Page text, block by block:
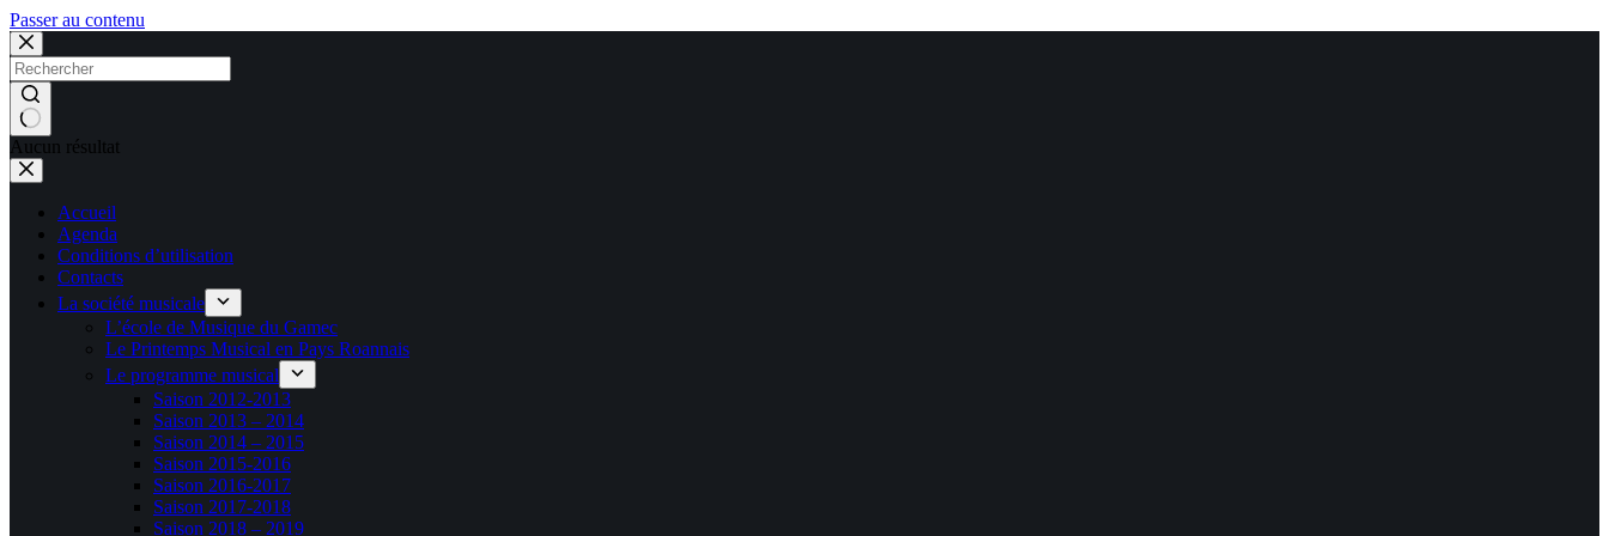
Passer au contenu
Aucun résultat
Accueil
Agenda
Conditions d’utilisation
Contacts
La société musicale
L’école de Musique du Gamec
Le Printemps Musical en Pays Roannais
Le programme musical
Saison 2012-2013
Saison 2013 – 2014
Saison 2014 – 2015
Saison 2015-2016
Saison 2016-2017
Saison 2017-2018
Saison 2018 – 2019